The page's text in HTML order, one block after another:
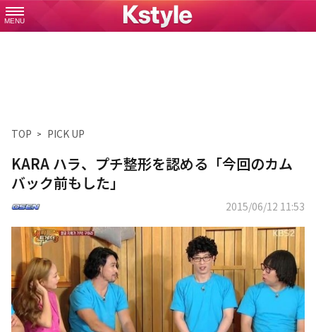
MENU
TOP PICK UP
KARA ハラ、プチ整形を認める「今回のカム
バック前もした」
2015/06/12 11:53